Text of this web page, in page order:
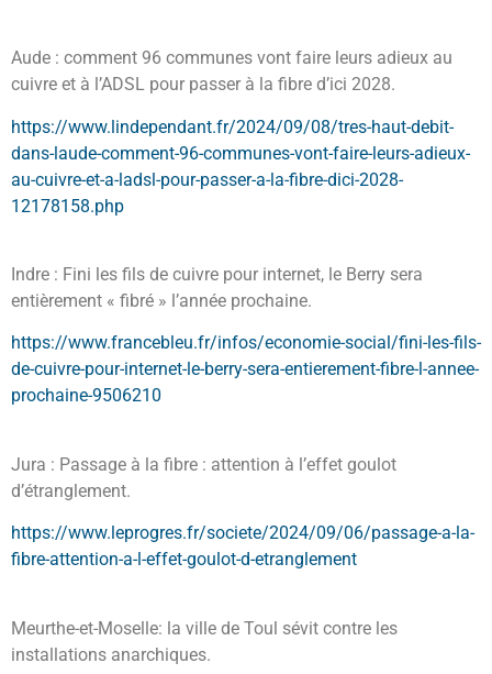
Aude : comment 96 communes vont faire leurs adieux au
cuivre et à l’ADSL pour passer à la fibre d’ici 2028.
https://www.lindependant.fr/2024/09/08/tres-haut-debit-
dans-laude-comment-96-communes-vont-faire-leurs-adieux-
au-cuivre-et-a-ladsl-pour-passer-a-la-fibre-dici-2028-
12178158.php
Indre : Fini les fils de cuivre pour internet, le Berry sera
entièrement « fibré » l’année prochaine.
https://www.francebleu.fr/infos/economie-social/fini-les-fils-
de-cuivre-pour-internet-le-berry-sera-entierement-fibre-l-annee-
prochaine-9506210
Jura : Passage à la fibre : attention à l’effet goulot
d’étranglement.
https://www.leprogres.fr/societe/2024/09/06/passage-a-la-
fibre-attention-a-l-effet-goulot-d-etranglement
Meurthe-et-Moselle: la ville de Toul sévit contre les
installations anarchiques.